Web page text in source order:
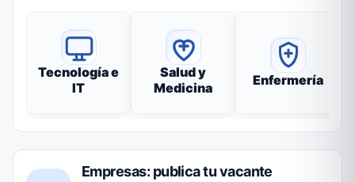
Tecnología e
IT
Salud y
Medicina
Enfermería
Empresas: publica tu vacante